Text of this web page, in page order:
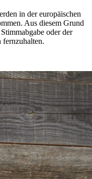
in der europäischen
Aus diesem Grund
oder der
fernzuhalten.